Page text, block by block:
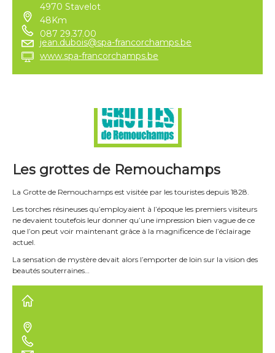
4970 Stavelot
48Km
087 29.37.00
jean.dubois@spa-francorchamps.be
www.spa-francorchamps.be
Les grottes de Remouchamps
La Grotte de Remouchamps est visitée par les touristes depuis 1828.
Les torches résineuses qu’employaient à l’époque les premiers visiteurs
ne devaient toutefois leur donner qu’une impression bien vague de ce
que l’on peut voir maintenant grâce à la magnificence de l’éclairage
actuel.
La sensation de mystère devait alors l’emporter de loin sur la vision des
beautés souterraines…